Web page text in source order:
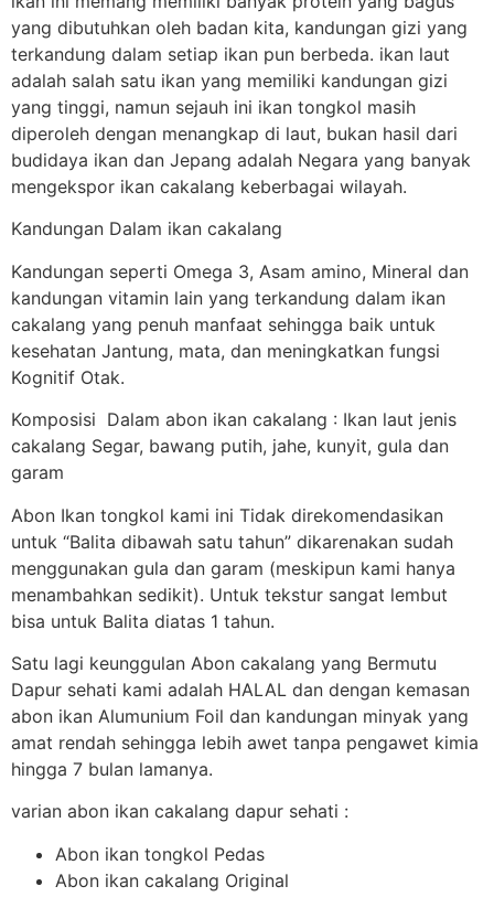
yang dibutuhkan oleh badan kita, kandungan gizi yang
terkandung dalam setiap ikan pun berbeda. ikan laut
adalah salah satu ikan yang memiliki kandungan gizi
yang tinggi, namun sejauh ini ikan tongkol masih
diperoleh dengan menangkap di laut, bukan hasil dari
budidaya ikan dan Jepang adalah Negara yang banyak
mengekspor ikan cakalang keberbagai wilayah.
Kandungan Dalam ikan cakalang
Kandungan seperti Omega 3, Asam amino, Mineral dan
kandungan vitamin lain yang terkandung dalam ikan
cakalang yang penuh manfaat sehingga baik untuk
kesehatan Jantung, mata, dan meningkatkan fungsi
Kognitif Otak.
Komposisi Dalam abon ikan cakalang : Ikan laut jenis
cakalang Segar, bawang putih, jahe, kunyit, gula dan
garam
Abon Ikan tongkol kami ini Tidak direkomendasikan
untuk “Balita dibawah satu tahun” dikarenakan sudah
menggunakan gula dan garam (meskipun kami hanya
menambahkan sedikit). Untuk tekstur sangat lembut
bisa untuk Balita diatas 1 tahun.
Satu lagi keunggulan Abon cakalang yang Bermutu
Dapur sehati kami adalah HALAL dan dengan kemasan
abon ikan Alumunium Foil dan kandungan minyak yang
amat rendah sehingga lebih awet tanpa pengawet kimia
hingga 7 bulan lamanya.
varian abon ikan cakalang dapur sehati :
Abon ikan tongkol Pedas
Abon ikan cakalang Original